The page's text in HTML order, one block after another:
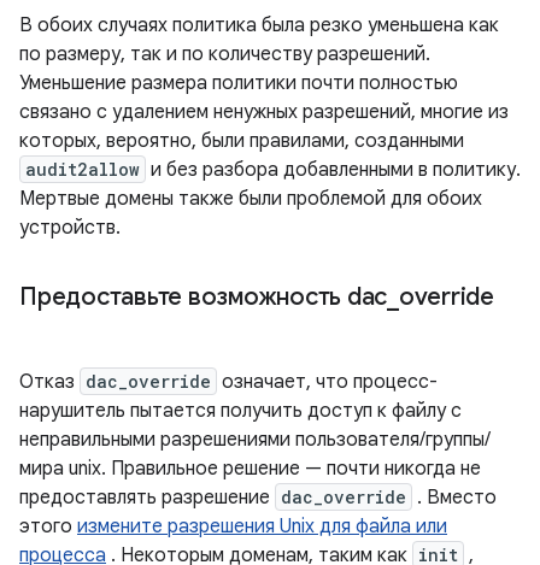
В обоих случаях политика была резко уменьшена как
по размеру, так и по количеству разрешений.
Уменьшение размера политики почти полностью
связано с удалением ненужных разрешений, многие из
которых, вероятно, были правилами, созданными
audit2allow и без разбора добавленными в политику.
Мертвые домены также были проблемой для обоих
устройств.
Предоставьте возможность dac override
Отказ dac_override означает, что процесс-
нарушитель пытается получить доступ к файлу с
неправильными разрешениями пользователя/группы/
мира unix. Правильное решение — почти никогда не
предоставлять разрешение dac_override . Вместо
этого измените разрешения Unix для файла или
процесса . Некоторым доменам, таким как init ,